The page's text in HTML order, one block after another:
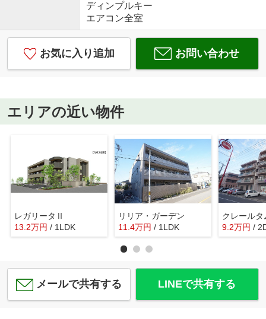
ディンプルキー
エアコン全室
お気に入り追加 お問い合わせ
エリアの近い物件
レガリータⅡ
13.2万円 / 1LDK
リリア・ガーデン
11.4万円 / 1LDK
クレールタ
9.2万円 /
メールで共有する LINEで共有する